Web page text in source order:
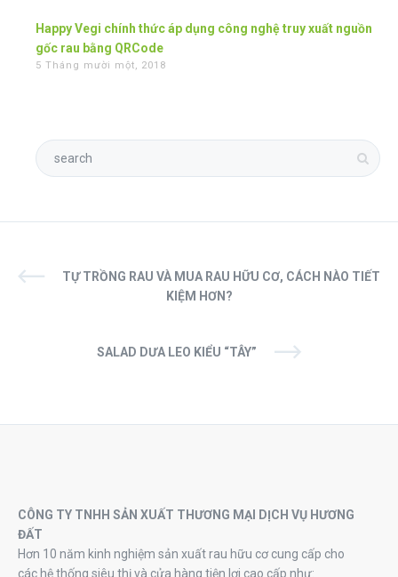
Happy Vegi chính thức áp dụng công nghệ truy xuất nguồn
gốc rau bằng QRCode
5 Tháng mười một, 2018
TỰ TRỒNG RAU VÀ MUA RAU HỮU CƠ, CÁCH NÀO TIẾT
KIỆM HƠN?
SALAD DƯA LEO KIỂU “TÂY”
CÔNG TY TNHH SẢN XUẤT THƯƠNG MẠI DỊCH VỤ HƯƠNG
ĐẤT
Hơn 10 năm kinh nghiệm sản xuất rau hữu cơ cung cấp cho
các hệ thống siêu thị và cửa hàng tiện lợi cao cấp như: